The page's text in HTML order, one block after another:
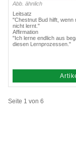
Abb. ähnlich
Leitsatz
"Chestnut Bud hilft,
nicht lernt."
Affirmation
"Ich lerne endlich aus
diesen Lernprozessen."
Seite 1 von 6